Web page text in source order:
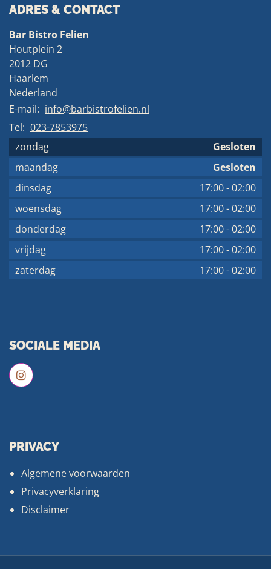
ADRES & CONTACT
Bar Bistro Felien
Houtplein 2
2012 DG
Haarlem
Nederland
E-mail: info@barbistrofelien.nl
Tel: 023-7853975
zondag
Gesloten
maandag
Gesloten
dinsdag
17:00-02:00
woensdag
17:00-02:00
donderdag
17:00-02:00
vrijdag
17:00-02:00
zaterdag
17:00-02:00
SOCIALE MEDIA
PRIVACY
Algemene voorwaarden
Privacyverklaring
Disclaimer